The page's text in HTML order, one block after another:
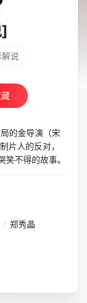
说
的金导演（宋
片人的反对，
不得的故事。
/ 郑秀晶